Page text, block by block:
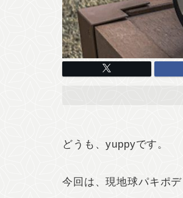
どうも、yuppyです。
今回は、現地球パキポ